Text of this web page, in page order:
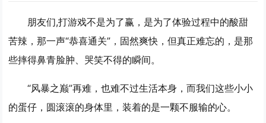
朋友们,打游戏不是为了赢，是为了体验过程中的酸甜
苦辣，那一声“恭喜通关”，固然爽快，但真正难忘的，是那
些摔得鼻青脸肿、哭笑不得的瞬间。
“风暴之巅”再难，也难不过生活本身，而我们这些小小
的蛋仔，圆滚滚的身体里，装着的是一颗不服输的心。